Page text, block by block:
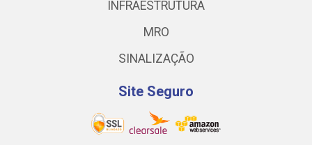
INFRAESTRUTURA
MRO
SINALIZAÇÃO
Site Seguro